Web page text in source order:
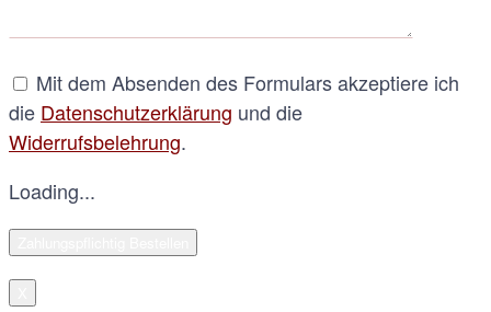
Mit dem Absenden des Formulars akzeptiere ich
die Datenschutzerklärung und die
Widerrufsbelehrung.
Loading...